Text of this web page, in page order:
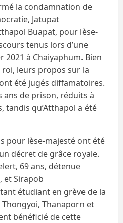
la condamnation de
Jatupat
Buapat, pour lèse-
tenus lors d’une
à Chaiyaphum. Bien
roi, leurs propos sur la
été jugés diffamatoires.
ans de prison, réduits à
tandis qu’Atthapol a été
pour lèse-majesté ont été
décret de grâce royale.
69 ans, détenue
et Sirapob
étudiant en grève de la
Thanaporn et
bénéficié de cette